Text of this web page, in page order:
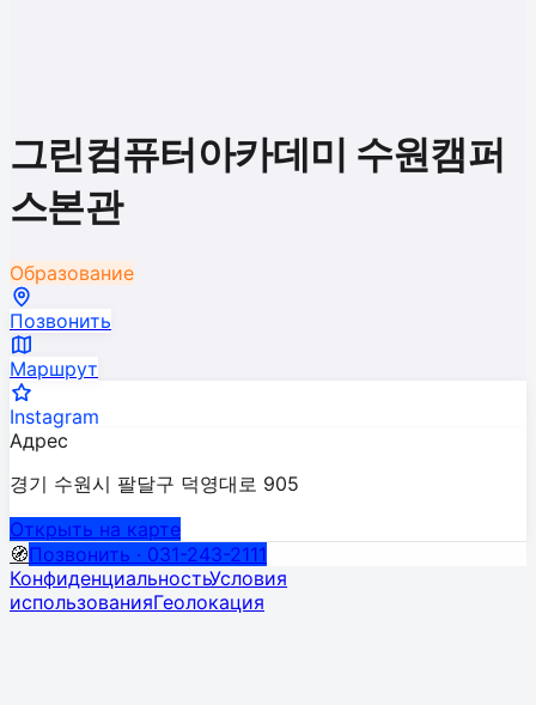
그린컴퓨터아카데미 수원캠퍼
스본관
Образование
Позвонить
Маршрут
Instagram
Адрес
경기 수원시 팔달구 덕영대로 905
Открыть на карте
🧭Позвонить · 031-243-2111
КонфиденциальностьУсловия
использованияГеолокация